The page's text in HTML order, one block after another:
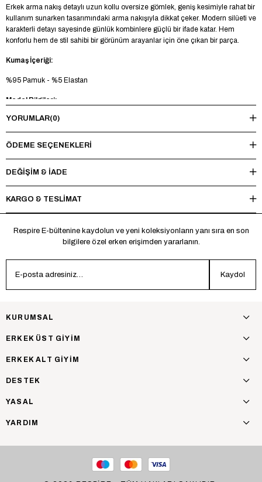
Erkek arma nakış detaylı uzun kollu oversize gömlek, geniş kesimiyle rahat bir
kullanım sunarken tasarımındaki arma nakışıyla dikkat çeker. Modern silüeti ve
karakterli detayı sayesinde günlük kombinlere güçlü bir ifade katar. Hem
konforlu hem de stil sahibi bir görünüm arayanlar için öne çıkan bir parça.
Kumaş İçeriği:
%95 Pamuk - %5 Elastan
Model Bilgileri:
Boy 185 cm - Kilo 73 kg - Manken üzerinde M beden mevcuttur.
Yıkama Talimatı:
Maksimum 30°C’de tersten yıkayınız, ağartıcı ve kurutucu kullanmayınız.
Ütüleme sırasında baskı ve nakışlı bölgelere doğrudan ısı uygulamaktan
*Made in Türkiye
YORUMLAR(0)
ÖDEME SEÇENEKLERI
DEĞİŞİM & İADE
KARGO & TESLİMAT
Respire E-bültenine kaydolun ve yeni koleksiyonların yanı sıra en son
bilgilere özel erken erişimden yararlanın.
Kaydol
KURUMSAL
ERKEK ÜST GİYİM
ERKEK ALT GİYİM
DESTEK
YASAL
YARDIM